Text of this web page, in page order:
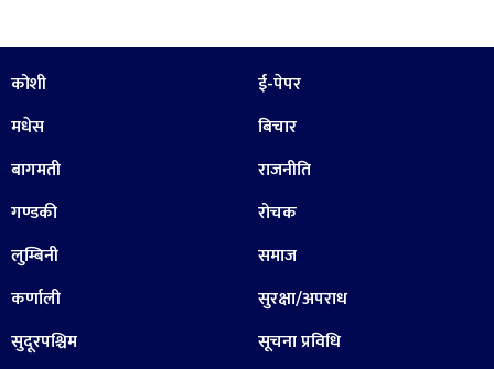
कोशी
मधेस
बागमती
गण्डकी
लुम्बिनी
कर्णाली
सुदूरपश्चिम
ई-पेपर
बिचार
राजनीति
रोचक
समाज
सुरक्षा/अपराध
सूचना प्रविधि